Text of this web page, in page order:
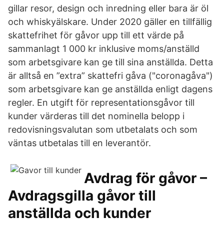
gillar resor, design och inredning eller bara är öl
och whiskyälskare. Under 2020 gäller en tillfällig
skattefrihet för gåvor upp till ett värde på
sammanlagt 1 000 kr inklusive moms/anställd
som arbetsgivare kan ge till sina anställda. Detta
är alltså en ”extra” skattefri gåva ("coronagåva")
som arbetsgivare kan ge anställda enligt dagens
regler. En utgift för representationsgåvor till
kunder värderas till det nominella belopp i
redovisningsvalutan som utbetalats och som
väntas utbetalas till en leverantör.
Avdrag för gåvor –
Avdragsgilla gåvor till
anställda och kunder